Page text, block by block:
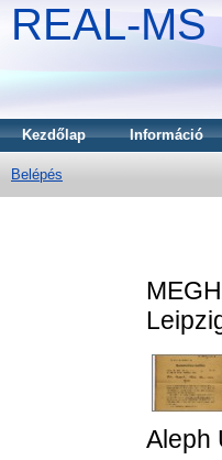
REAL-MS
Kezdőlap Információ
Belépés
Aleph